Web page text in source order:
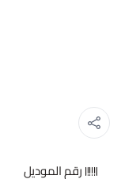
رقم الموديل